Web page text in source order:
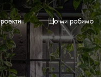
Що ми робимо